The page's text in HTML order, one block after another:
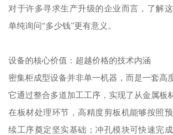
对于许多寻求生产升级的企业而言，了解
单纯询问“多少钱”更有意义。
设备的核心价值：超越价格的技术内涵
密集柜成型设备并非单一机器，而是一套高
它通过整合多道加工工序，实现了从金属板
在板材处理环节，高精度剪板机能够按照
续工序奠定坚实基础；冲孔模块可快速完